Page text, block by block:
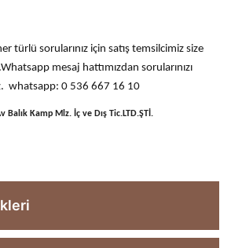
türlü sorularınız için satış temsilcimiz size
mesaj hattımızdan sorularınızı
whatsapp: 0 536 667 16 10
Balık Kamp Mlz. İç ve Dış Tic.LTD.ŞTİ.